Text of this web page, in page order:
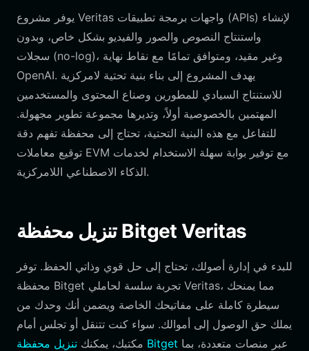
يوفر مشروع Veritas واجهات برمجة تطبيقات (APIs) لإنشاء
واستنتاج النصوص والصور والفيديو بشكل خاص، وبدون
سجلات (no-log)، وغير مقيد، ومتوافق تمامًا مع نقاط نهاية
OpenAI. يهدف المشروع إلى بناء بنية تحتية لامركزية
للاستنتاج السيادي للمطورين وصناع المحتوى والمستخدمين
المهتمين بالخصوصية أولاً، وتديرها مجموعة تطوير مجهولة.
للتفاعل مع هذه البنية التحتية، تحتاج إلى محفظة تفهم دقة
توقيع معاملات EVM مع توفير بوابة سهلة الاستخدام لخدمات
الذكاء الاصطناعي اللامركزية.
تنزيل محفظة Bitget Veritas
للبدء في إدارة أصولك، تحتاج إلى حل قوي وذاتي الحفظ. توفر
محفظة Bitget تجربة سلسة لحاملي Veritas، مما يمنحك
سيطرة كاملة على مفاتيحك الخاصة ويضمن أنك وحدك من
يملك حق الوصول إلى أموالك. سواء كنت تتنقل أو تجلس أمام
مكتبك، يمكنك تنزيل محفظة Bitget